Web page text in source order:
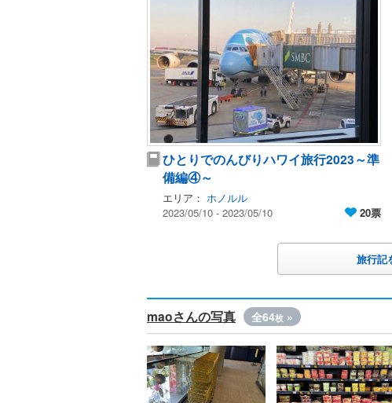
ひとりでのんびりハワイ旅行2023～準
備編④～
エリア： ホノルル
2023/05/10 - 2023/05/10
20票
旅行記
maoさんの写真 全64枚 »